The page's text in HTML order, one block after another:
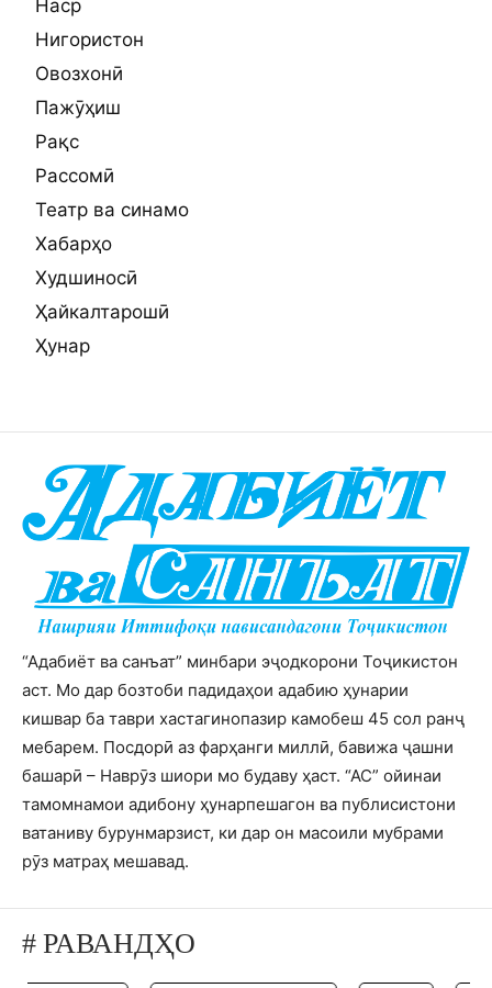
Наср
Нигористон
Овозхонӣ
Пажӯҳиш
Рақс
Рассомӣ
Театр ва синамо
Хабарҳо
Худшиносӣ
Ҳайкалтарошӣ
Ҳунар
“Адабиёт ва санъат” минбари эҷодкорони Тоҷикистон
аст. Мо дар бозтоби падидаҳои адабию ҳунарии
кишвар ба таври хастагинопазир камобеш 45 сол ранҷ
мебарем. Посдорӣ аз фарҳанги миллӣ, бавижа ҷашни
башарӣ – Наврӯз шиори мо будаву ҳаст. “АС” ойинаи
тамомнамои адибону ҳунарпешагон ва публисистони
ватаниву бурунмарзист, ки дар он масоили мубрами
рӯз матраҳ мешавад.
# РАВАНДҲО